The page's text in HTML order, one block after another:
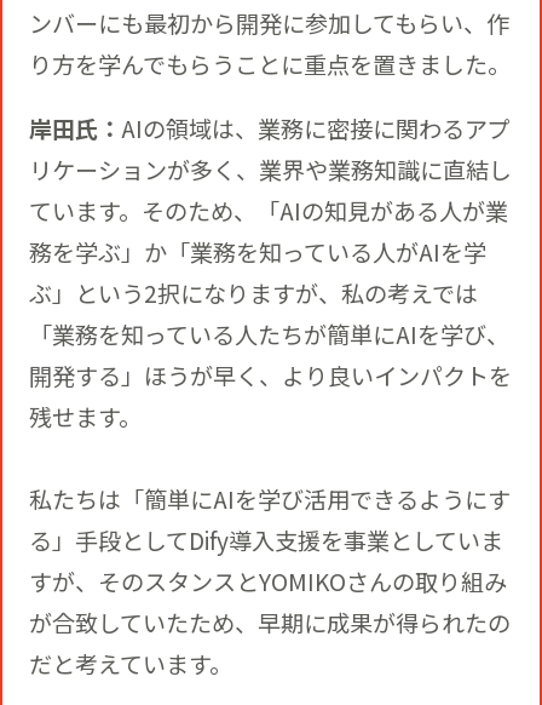
ンバーにも最初から開発に参加してもらい、作
り方を学んでもらうことに重点を置きました。
岸田氏： AIの領域は、業務に密接に関わるアプ
リケーションが多く、業界や業務知識に直結し
ています。そのため、「AIの知見がある人が業
務を学ぶ」か「業務を知っている人がAIを学
ぶ」という2択になりますが、私の考えでは
「業務を知っている人たちが簡単にAIを学び、
開発する」ほうが早く、より良いインパクトを
残せます。
私たちは「簡単にAIを学び活用できるようにす
る」手段としてDify導入支援を事業としていま
すが、そのスタンスとYOMIKOさんの取り組み
が合致していたため、早期に成果が得られたの
だと考えています。